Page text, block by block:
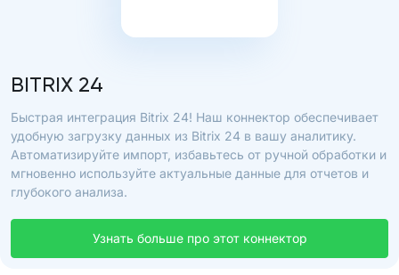
BITRIX 24
Быстрая интеграция Bitrix 24! Наш коннектор обеспечивает
удобную загрузку данных из Bitrix 24 в вашу аналитику.
Автоматизируйте импорт, избавьтесь от ручной обработки и
мгновенно используйте актуальные данные для отчетов и
глубокого анализа.
Узнать больше про этот коннектор